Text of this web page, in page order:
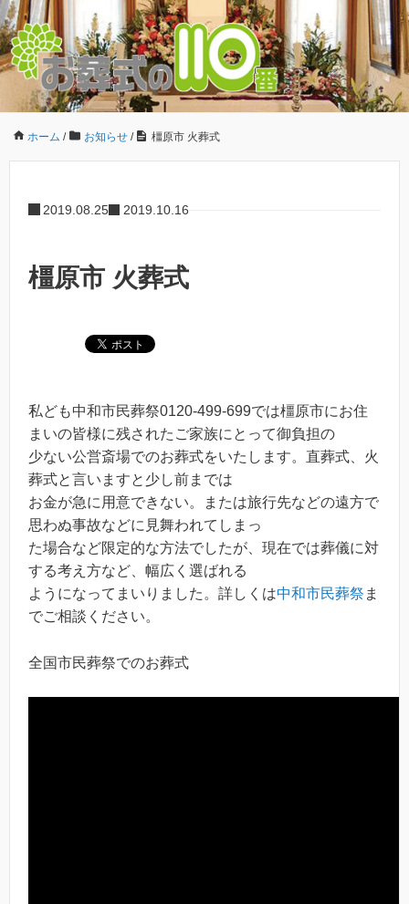
ホーム / お知らせ / 橿原市 火葬式
2019.08.25 2019.10.16
橿原市 火葬式
私ども中和市民葬祭0120-499-699では橿原市にお住
まいの皆様に残されたご家族にとって御負担の
少ない公営斎場でのお葬式をいたします。直葬式、火
葬式と言いますと少し前までは
お金が急に用意できない。または旅行先などの遠方で
思わぬ事故などに見舞われてしまっ
た場合など限定的な方法でしたが、現在では葬儀に対
する考え方など、幅広く選ばれる
ようになってまいりました。詳しくは中和市民葬祭 ま
でご相談ください。
全国市民葬祭でのお葬式